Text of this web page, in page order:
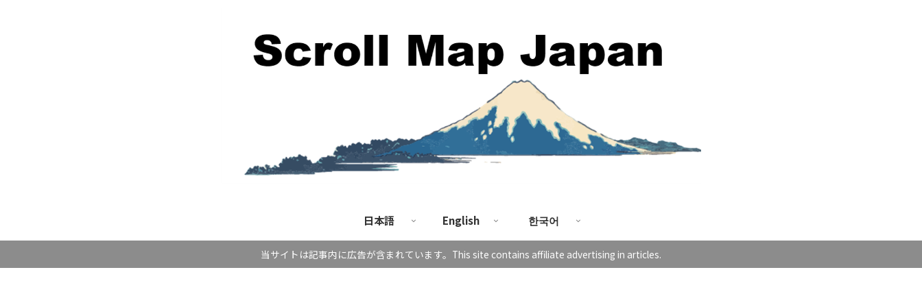
日本語 English 한국어
当サイトは記事内に広告が含まれています。This site contains affiliate advertising in articles.